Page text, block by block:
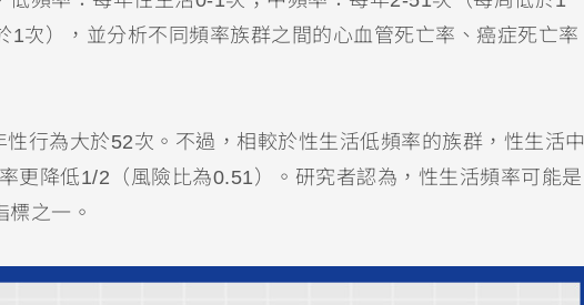
次），並分析不同頻率族群之間的心血管死亡率、癌症死亡率
行為大於52次。不過，相較於性生活低頻率的族群，性生活中
更降低1/2（風險比為0.51）。研究者認為，性生活頻率可能是
之一。